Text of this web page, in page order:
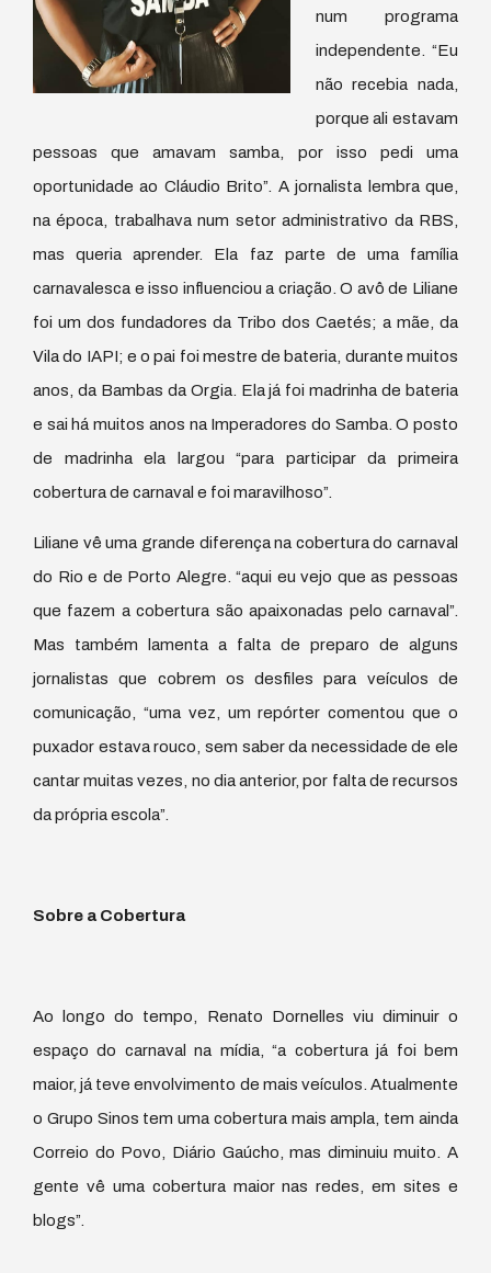
num programa
independente. “Eu
não recebia nada,
porque ali estavam
pessoas que amavam samba, por isso pedi uma
oportunidade ao Cláudio Brito”. A jornalista lembra que,
na época, trabalhava num setor administrativo da RBS,
mas queria aprender. Ela faz parte de uma família
carnavalesca e isso influenciou a criação. O avô de Liliane
foi um dos fundadores da Tribo dos Caetés; a mãe, da
Vila do IAPI; e o pai foi mestre de bateria, durante muitos
anos, da Bambas da Orgia. Ela já foi madrinha de bateria
e sai há muitos anos na Imperadores do Samba. O posto
de madrinha ela largou “para participar da primeira
cobertura de carnaval e foi maravilhoso”.
Liliane vê uma grande diferença na cobertura do carnaval
do Rio e de Porto Alegre. “aqui eu vejo que as pessoas
que fazem a cobertura são apaixonadas pelo carnaval”.
Mas também lamenta a falta de preparo de alguns
jornalistas que cobrem os desfiles para veículos de
comunicação, “uma vez, um repórter comentou que o
puxador estava rouco, sem saber da necessidade de ele
cantar muitas vezes, no dia anterior, por falta de recursos
da própria escola”.
Sobre a Cobertura
Ao longo do tempo, Renato Dornelles viu diminuir o
espaço do carnaval na mídia, “a cobertura já foi bem
maior, já teve envolvimento de mais veículos. Atualmente
o Grupo Sinos tem uma cobertura mais ampla, tem ainda
Correio do Povo, Diário Gaúcho, mas diminuiu muito. A
gente vê uma cobertura maior nas redes, em sites e
blogs”.